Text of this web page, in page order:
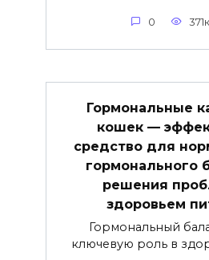
0 371к.
Гормональные
кошек —
средство для
гормонального
решения
здоровьем
Гормональный
ключевую роль в